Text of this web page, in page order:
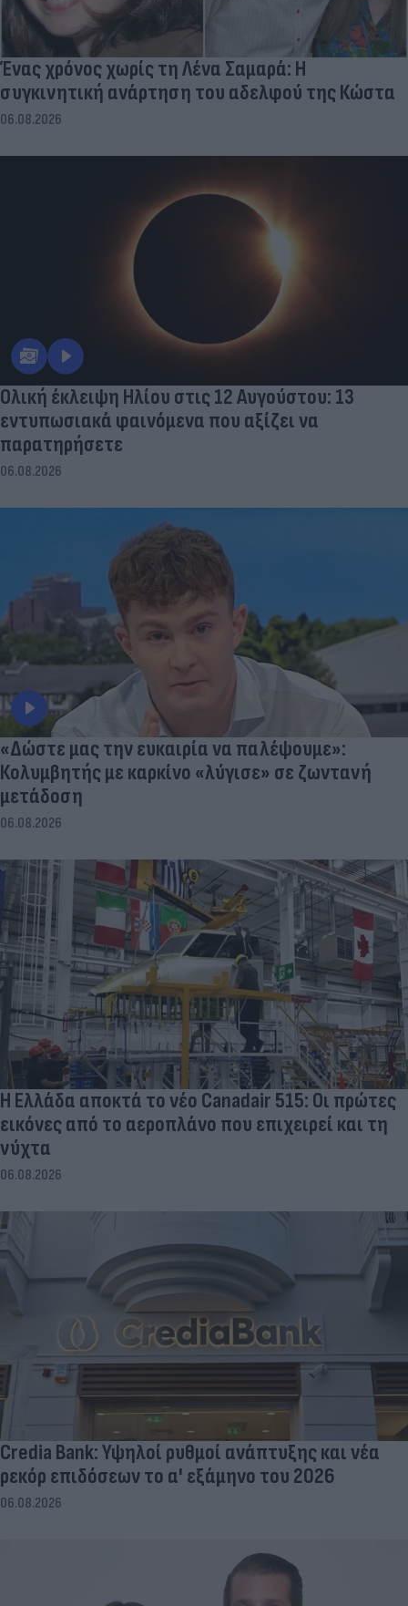
Ένας χρόνος χωρίς τη Λένα Σαμαρά: Η
συγκινητική ανάρτηση του αδελφού της Κώστα
06.08.2026
Ολική έκλειψη Ηλίου στις 12 Αυγούστου: 13
εντυπωσιακά φαινόμενα που αξίζει να
παρατηρήσετε
06.08.2026
«Δώστε μας την ευκαιρία να παλέψουμε»:
Κολυμβητής με καρκίνο «λύγισε» σε ζωντανή
μετάδοση
06.08.2026
Η Ελλάδα αποκτά το νέο Canadair 515: Οι πρώτες
εικόνες από το αεροπλάνο που επιχειρεί και τη
νύχτα
06.08.2026
Credia Bank: Υψηλοί ρυθμοί ανάπτυξης και νέα
ρεκόρ επιδόσεων το α' εξάμηνο του 2026
06.08.2026